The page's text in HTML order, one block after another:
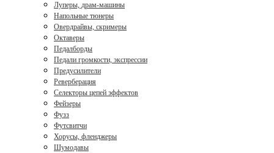
Луперы, драм-машины
Напольные тюнеры
Овердрайвы, скримеры
Октаверы
Педалборды
Педали громкости, экспрессии
Предусилители
Реверберация
Селекторы цепей эффектов
Фейзеры
Фузз
Футсвитчи
Хорусы, фленджеры
Шумодавы